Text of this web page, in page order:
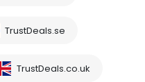
TrustDeals.se
TrustDeals.co.uk